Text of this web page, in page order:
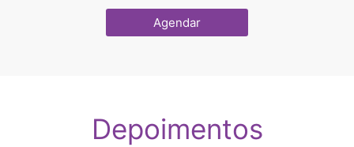
Agendar
Depoimentos